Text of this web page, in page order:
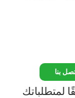
بنا
لمتطلباتك